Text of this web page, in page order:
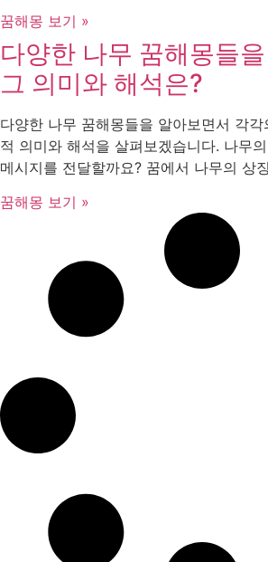
꿈해몽 보기 »
다양한 나무 꿈해몽들
그 의미와 해석은?
다양한 나무 꿈해몽들을 알아보면서 각
적 의미와 해석을 살펴보겠습니다. 나무
메시지를 전달할까요? 꿈에서 나무의 상
꿈해몽 보기 »